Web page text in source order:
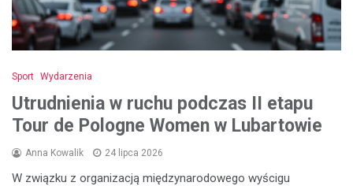
Sport Wydarzenia
Utrudnienia w ruchu podczas II etapu
Tour de Pologne Women w Lubartowie
Anna Kowalik 24 lipca 2026
W związku z organizacją międzynarodowego wyścigu